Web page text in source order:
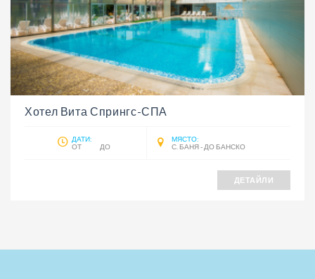
Хотел Вита Спрингс-СПА
ДАТИ:
ОТ ДО
МЯСТО:
С. БАНЯ - ДО БАНСКО
ДЕТАЙЛИ